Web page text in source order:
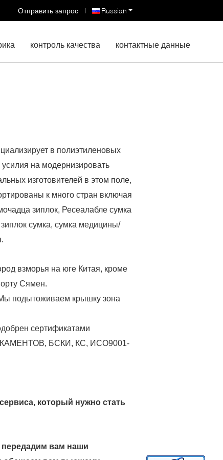
Russian
Отправить запрос |
контроль качества контактные данные
в полиэтиленовых
на модернизировать
изготовителей в этом поле,
к много стран включая
зиплок, Ресеалабле сумка
сумка, сумка медицины/
взморья на юге Китая, кроме
Сямен.
подытоживаем крышку зона
сертификатами
БСКИ, КС, ИСО9001-
который нужно стать
передадим вам наши